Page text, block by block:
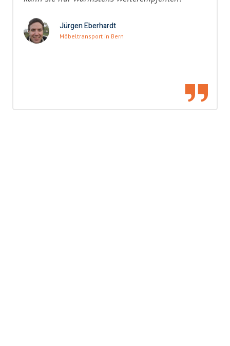
Jürgen Eberhardt
Möbeltransport in Bern